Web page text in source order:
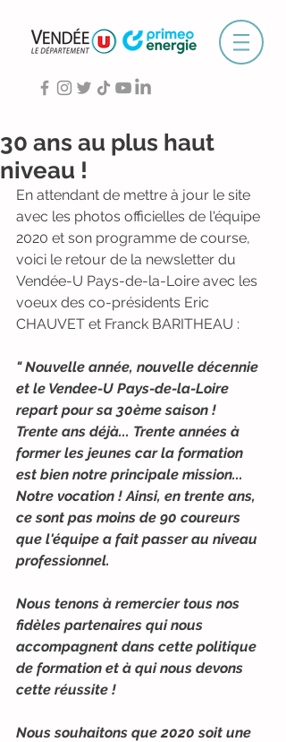
30 ans au plus haut
niveau !
En attendant de mettre à jour le site
avec les photos officielles de l'équipe
2020 et son programme de course,
voici le retour de la newsletter du
Vendée-U Pays-de-la-Loire avec les
voeux des co-présidents Eric
CHAUVET et Franck BARITHEAU :
" Nouvelle année, nouvelle décennie
et le Vendee-U Pays-de-la-Loire
repart pour sa 30ème saison !
Trente ans déjà... Trente années à
former les jeunes car la formation
est bien notre principale mission...
Notre vocation ! Ainsi, en trente ans,
ce sont pas moins de 90 coureurs
que l'équipe a fait passer au niveau
professionnel.
Nous tenons à remercier tous nos
fidèles partenaires qui nous
accompagnent dans cette politique
de formation et à qui nous devons
cette réussite !
Nous souhaitons que 2020 soit une